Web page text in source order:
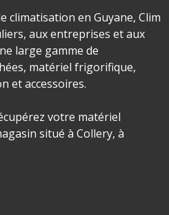
climatisation en Guyane, Clim
aux entreprises et aux
large gamme de
matériel frigorifique,
et accessoires.
votre matériel
situé à Collery, à